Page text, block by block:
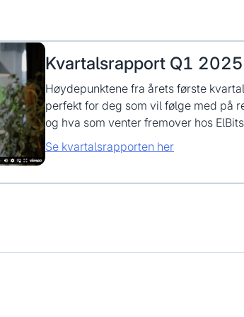
Kvartalsrapport Q1 2025
Høydepunktene fra årets første
perfekt for deg som vil følge med på
og hva som venter fremover hos
Se kvartalsrapporten her